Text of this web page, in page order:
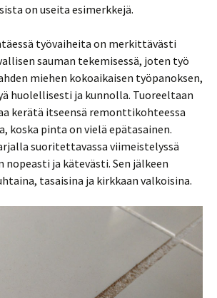
on useita esimerkkejä.
työvaiheita on merkittävästi
sauman tekemisessä, joten työ
miehen kokoaikaisen työpanoksen,
huolellisesti ja kunnolla. Tuoreeltaan
kerätä itseensä remonttikohteessa
koska pinta on vielä epätasainen.
suoritettavassa viimeistelyssä
ja kätevästi. Sen jälkeen
tasaisina ja kirkkaan valkoisina.